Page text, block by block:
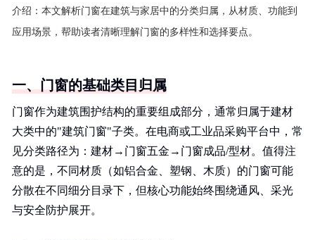
介绍： 本文解析门窗在建筑与家居中的分类归属，从材质、功能到
应用场景，帮助读者清晰理解门窗的多样性和选择要点。
一、门窗的基础类目归属
门窗作为建筑围护结构的重要组成部分，通常归属于建材
大类中的"建筑门窗"子类。在电商或工业品采购平台中，常
见分类路径为：建材→门窗五金→门窗成品/型材。值得注
意的是，不同材质（如铝合金、塑钢、木质）的门窗可能
分散在不同细分目录下，但核心功能始终围绕通风、采光
与安全防护展开。